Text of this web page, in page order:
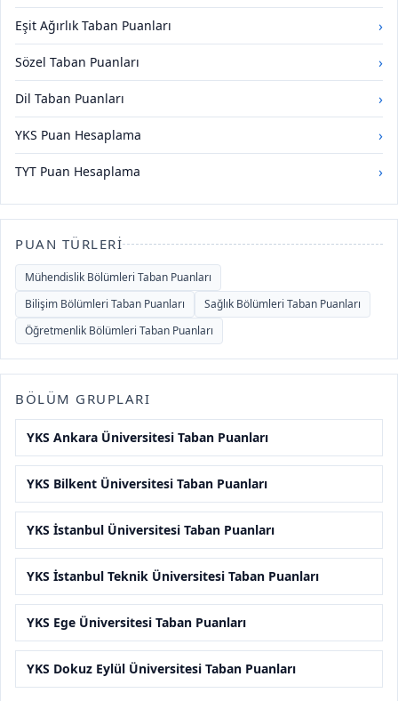
Eşit Ağırlık Taban Puanları ›
Sözel Taban Puanları ›
Dil Taban Puanları ›
YKS Puan Hesaplama ›
TYT Puan Hesaplama ›
PUAN TÜRLERI
Mühendislik Bölümleri Taban Puanları
Bilişim Bölümleri Taban Puanları
Sağlık Bölümleri Taban Puanları
Öğretmenlik Bölümleri Taban Puanları
BÖLÜM GRUPLARI
YKS Ankara Üniversitesi Taban Puanları
YKS Bilkent Üniversitesi Taban Puanları
YKS İstanbul Üniversitesi Taban Puanları
YKS İstanbul Teknik Üniversitesi Taban Puanları
YKS Ege Üniversitesi Taban Puanları
YKS Dokuz Eylül Üniversitesi Taban Puanları